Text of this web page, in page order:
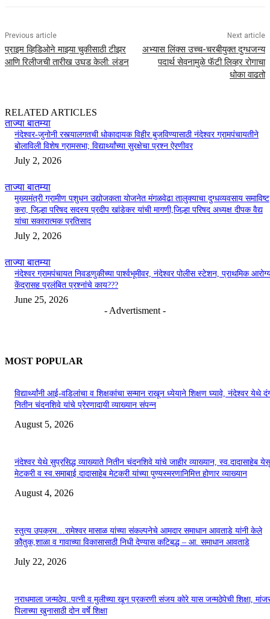
Previous article
प्राइम व्हिडिओने माझ्या चुकीसाठी टीझर
आणि रिलीजची तारीख उघड केली: लंडन
Next article
अभ्यास लिंक्स उच्च-चरबीयुक्त दुग्धजन्य
पदार्थ सेवनामुळे फॅटी लिव्हर रोगाचा
धोका वाढतो
RELATED ARTICLES
ताज्या बातम्या
नंदेश्वर-जुनोनी रस्त्यालगतची धोकादायक विहीर बुजविण्यासाठी नंदेश्वर ग्रामपंचायतीने
बोलाविली विशेष ग्रामसभा; विद्यार्थ्यांच्या सुरक्षेचा प्रश्न ऐरणीवर
July 2, 2026
ताज्या बातम्या
मुख्यमंत्री ग्रामीण पशुधन उद्योजकता योजनेत मंगळवेढा तालुक्याचा दुग्धव्यवसाय समाविष्ट
करा, जिल्हा परिषद सदस्य प्रदीप खांडेकर यांची मागणी,जिल्हा परिषद अध्यक्ष दीपक वैद्य
यांचा सकारात्मक प्रतिसाद
July 2, 2026
ताज्या बातम्या
नंदेश्वर ग्रामपंचायत निवडणुकीच्या पार्श्वभूमीवर, नंदेश्वर पोलीस स्टेशन, प्राथमिक
केंद्रासह प्रलंबित प्रश्नांचे काय???
June 25, 2026
- Advertisment -
MOST POPULAR
विद्यार्थ्यांनी आई-वडिलांचा व शिक्षकांचा सन्मान राखून ध्येयाने शिक्षण घ्यावे, नंदेश्वर येथे
नितीन चंदनशिवे यांचे प्रेरणादायी व्याख्यान संपन्न
August 5, 2026
नंदेश्वर येथे सुप्रसिद्ध व्याख्याते नितीन चंदनशिवे यांचे जाहीर व्याख्यान, स्व.दादासाहेब येसू
मेटकरी व स्व.समाबाई दादासाहेब मेटकरी यांच्या पुण्यस्मरणानिमित्त होणार व्याख्यान
August 4, 2026
स्तुत्य उपक्रम…रामेश्वर मासाळ यांच्या संकल्पनेचे आमदार समाधान आवताडे यांनी केले
कौतुक,शाळा व गावाच्या विकासासाठी निधी देण्यास कटिबद्ध – आ. समाधान आवताडे
July 22, 2026
नराधमाला जन्मठेप..पत्नी व मुलीच्या खून प्रकरणी संजय कोरे यास जन्मठेपेची शिक्षा,
पिलाच्या खुनासाठी दोन वर्षे शिक्षा